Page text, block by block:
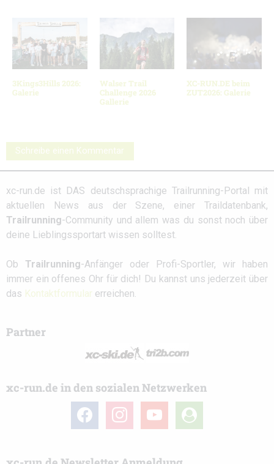
3Kings3Hills 2026:
Galerie
Walser Trail
Challenge 2026
Gallerie
XC-RUN.DE beim
ZUT2026: Galerie
Schreibe einen Kommentar
xc-run.de ist DAS deutschsprachige Trailrunning-Portal mit
aktuellen News aus der Szene, einer Traildatenbank,
Trailrunning-Community und allem was du sonst noch über
deine Lieblingssportart wissen solltest.
Ob Trailrunning-Anfänger oder Profi-Sportler, wir haben
immer ein offenes Ohr für dich! Du kannst uns jederzeit über
das Kontaktformular erreichen.
Partner
xc-run.de in den sozialen Netzwerken
facebook instagramyoutube
user-
circle